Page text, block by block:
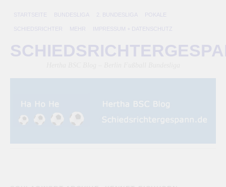
STARTSEITE BUNDESLIGA 2. BUNDESLIGA POKALE
SCHIEDSRICHTER MEHR IMPRESSUM + DATENSCHUTZ